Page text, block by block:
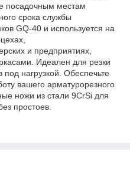
посадочным местам
срока службы
GQ-40 и используется на
и предприятиях,
Идеален для резки
нагрузкой. Обеспечьте
вашего арматурорезного
ножи из стали 9CrSi для
простоев.